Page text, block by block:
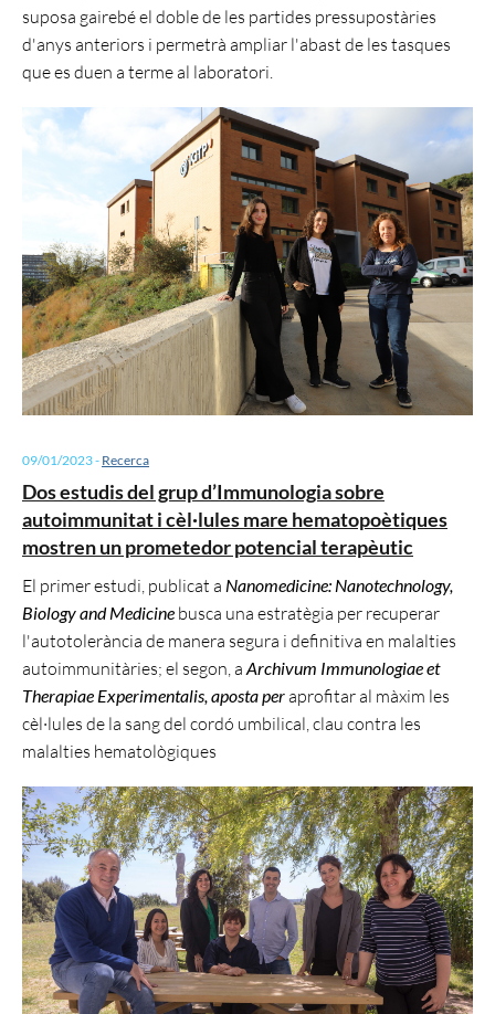
suposa gairebé el doble de les partides pressupostàries
d'anys anteriors i permetrà ampliar l'abast de les tasques
que es duen a terme al laboratori.
09/01/2023- Recerca
Dos estudis del grup d’Immunologia sobre
autoimmunitat i cèl·lules mare hematopoètiques
mostren un prometedor potencial terapèutic
El primer estudi, publicat a Nanomedicine: Nanotechnology,
Biology and Medicine busca una estratègia per recuperar
l'autotolerància de manera segura i definitiva en malalties
autoimmunitàries; el segon, a Archivum Immunologiae et
Therapiae Experimentalis, aposta peraprofitar al màxim les
cèl·lules de la sang del cordó umbilical, clau contra les
malalties hematològiques